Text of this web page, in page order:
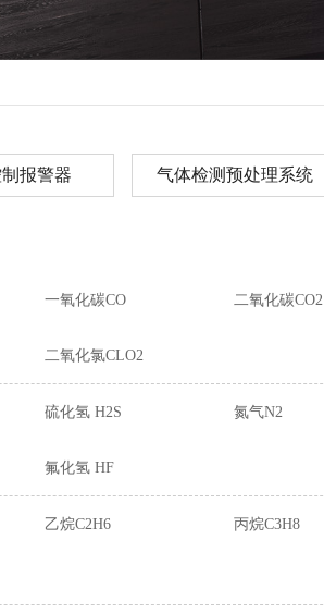
报警器 气体检测预处理系统
一氧化碳CO 二氧化碳CO2
二氧化氯CLO2
硫化氢 H2S 氮气N2
氟化氢 HF
乙烷C2H6 丙烷C3H8